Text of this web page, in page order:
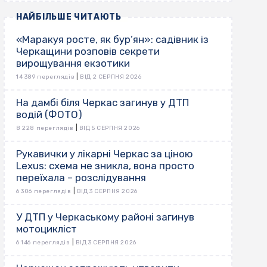
НАЙБІЛЬШЕ ЧИТАЮТЬ
«Маракуя росте, як бур’ян»: садівник із
Черкащини розповів секрети
вирощування екзотики
14 389 переглядів ВІД 2 СЕРПНЯ 2026
На дамбі біля Черкас загинув у ДТП
водій (ФОТО)
8 228 переглядів ВІД 5 СЕРПНЯ 2026
Рукавички у лікарні Черкас за ціною
Lexus: схема не зникла, вона просто
переїхала – розслідування
6 306 переглядів ВІД 3 СЕРПНЯ 2026
У ДТП у Черкаському районі загинув
мотоцикліст
6 146 переглядів ВІД 3 СЕРПНЯ 2026